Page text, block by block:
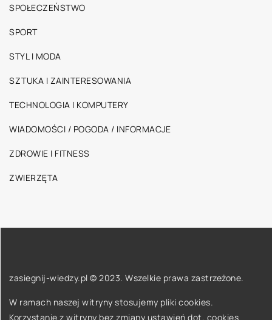
SPOŁECZEŃSTWO
SPORT
STYL I MODA
SZTUKA I ZAINTERESOWANIA
TECHNOLOGIA I KOMPUTERY
WIADOMOŚCI / POGODA / INFORMACJE
ZDROWIE I FITNESS
ZWIERZĘTA
zasiegnij-wiedzy.pl © 2023. Wszelkie prawa zastrzeżone.
W ramach naszej witryny stosujemy pliki cookies.
Korzystanie z witryny bez zmiany ustawień dot. cookies